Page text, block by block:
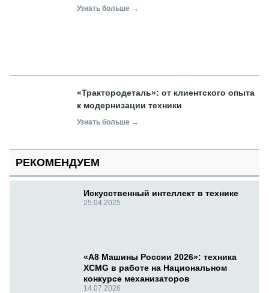
Узнать больше →
«Трактородеталь»: от клиентского опыта
к модернизации техники
Узнать больше →
РЕКОМЕНДУЕМ
Искусственный интеллект в технике
25.04.2025
«А8 Машины России 2026»: техника
XCMG в работе на Национальном
конкурсе механизаторов
14.07.2026